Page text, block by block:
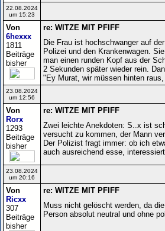
22.08.2024
um 15:23
Von
6hexxx
1811
Beiträge
bisher
re: WITZE MIT PFIFF
Die Frau ist hochschwanger auf
Polizei und den Krankenwagen.
man einen runden Kopf aus der
2 Sekunden später wieder rein.
"Ey Murat, wir müssen hinten
23.08.2024
um 12:56
Von
Rorx
1293
Beiträge
bisher
re: WITZE MIT PFIFF
Zwei leichte Anekdoten: S..x ist
versucht zu kommen, der Mann
Der Polizist fragt immer: ob ich
auch ausreichend esse,
23.08.2024
um 20:16
Von
Ricxx
307
Beiträge
bisher
re: WITZE MIT PFIFF
Muss nicht gelöscht werden, da
Person absolut neutral und ohne